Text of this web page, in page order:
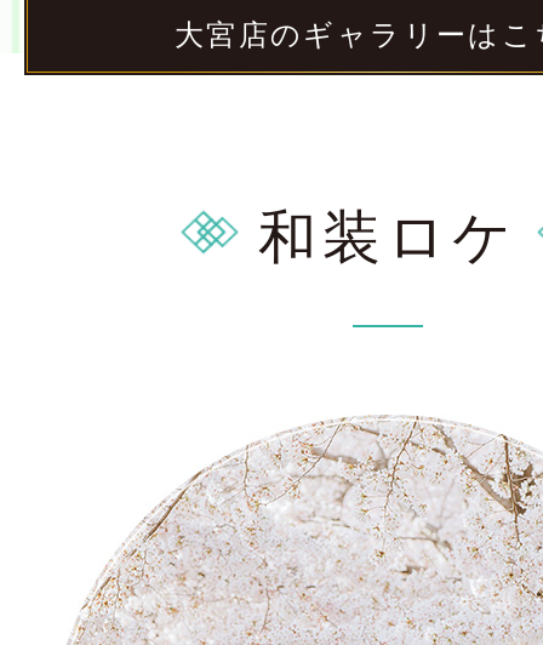
大宮店のギャラリーは
和装ロケ